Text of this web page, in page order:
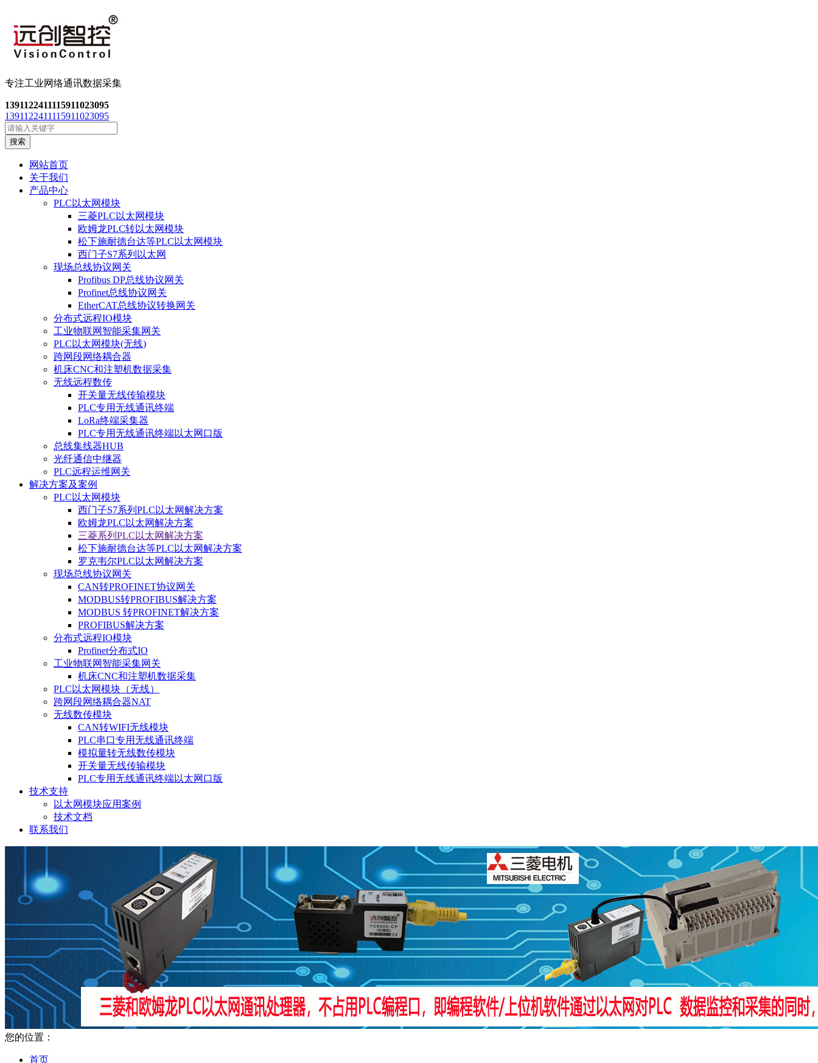
专注工业网络通讯数据采集
1391122411115911023095
1391122411115911023095
搜索
网站首页
关于我们
产品中心
PLC以太网模块
三菱PLC以太网模块
欧姆龙PLC转以太网模块
松下施耐德台达等PLC以太网模块
西门子S7系列以太网
现场总线协议网关
Profibus DP总线协议网关
Profinet总线协议网关
EtherCAT总线协议转换网关
分布式远程IO模块
工业物联网智能采集网关
PLC以太网模块(无线)
跨网段网络耦合器
机床CNC和注塑机数据采集
无线远程数传
开关量无线传输模块
PLC专用无线通讯终端
LoRa终端采集器
PLC专用无线通讯终端以太网口版
总线集线器HUB
光纤通信中继器
PLC远程运维网关
解决方案及案例
PLC以太网模块
西门子S7系列PLC以太网解决方案
欧姆龙PLC以太网解决方案
三菱系列PLC以太网解决方案
松下施耐德台达等PLC以太网解决方案
罗克韦尔PLC以太网解决方案
现场总线协议网关
CAN转PROFINET协议网关
MODBUS转PROFIBUS解决方案
MODBUS 转PROFINET解决方案
PROFIBUS解决方案
分布式远程IO模块
Profinet分布式IO
工业物联网智能采集网关
机床CNC和注塑机数据采集
PLC以太网模块（无线）
跨网段网络耦合器NAT
无线数传模块
CAN转WIFI无线模块
PLC串口专用无线通讯终端
模拟量转无线数传模块
开关量无线传输模块
PLC专用无线通讯终端以太网口版
技术支持
以太网模块应用案例
技术文档
联系我们
您的位置：
首页